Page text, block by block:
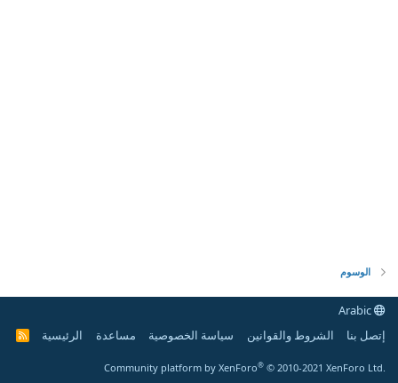
الوسوم
إتصل بنا
الشروط والقوانين سياسة الخصوصية مساعدة الرئيسية
R
Community platform by XenForo® © 2010-2021 XenForo Ltd.